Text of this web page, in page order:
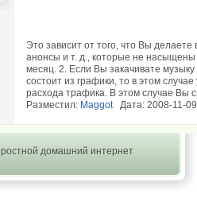
Это зависит от того, что Вы
анонсы и т. д., которые не насыщены
месяц. 2. Если Вы закачивате
состоит из графики, то в этом
расхода трафика. В этом случае Вы
Разместил: MaggotДата: 2008-11-
домашний интернет